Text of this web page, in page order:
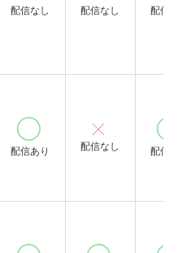
配信なし 配信なし 配信
配信あり 配信なし 配信